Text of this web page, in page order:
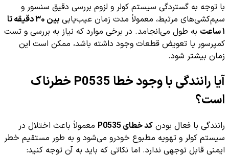
با توجه به گستردگی سیستم کولر و لزوم بررسی دقیق سنسور و
سیم‌کشی‌های مرتبط، معمولاً مدت زمان عیب‌یابی
بین ۳۰ دقیقه تا
۱ ساعت
به طول می‌انجامد. در برخی موارد که نیاز به بررسی و تست
کمپرسور یا تعویض قطعات وجود داشته باشد، ممکن است این
زمان بیشتر شود.
آیا رانندگی با وجود خطا P0535 خطرناک
است؟
رانندگی با فعال بودن کد خطای P0535
معمولاً باعث اختلال در
سیستم کولر و تهویه مطبوع خودرو می‌شود و به طور مستقیم خطر
ایمنی قابل توجهی ندارد. اما نکاتی که باید به آن توجه کنید: